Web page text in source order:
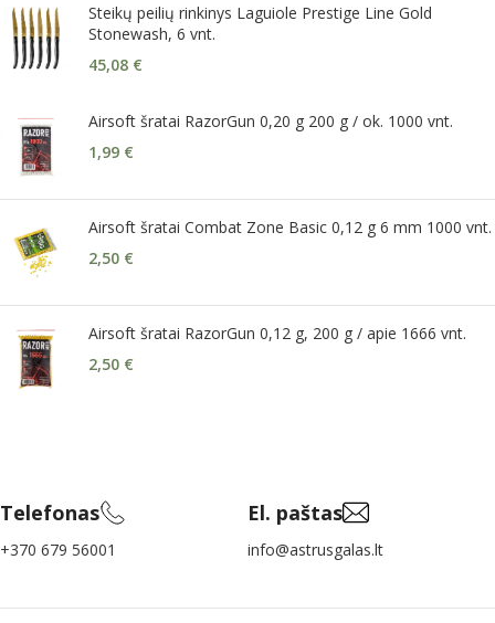
Steikų peilių rinkinys Laguiole Prestige Line Gold
Stonewash, 6 vnt.
45,08 €
Airsoft šratai RazorGun 0,20 g 200 g / ok. 1000 vnt.
1,99 €
Airsoft šratai Combat Zone Basic 0,12 g 6 mm 1000 vnt.
2,50 €
Airsoft šratai RazorGun 0,12 g, 200 g / apie 1666 vnt.
2,50 €
Telefonas
+370 679 56001
El. paštas
info@astrusgalas.lt